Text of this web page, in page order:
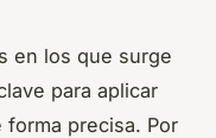
en los que surge
para aplicar
forma precisa. Por